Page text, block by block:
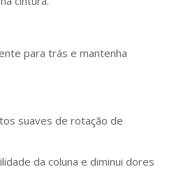
para trás e mantenha
suaves de rotação de
da coluna e diminui dores